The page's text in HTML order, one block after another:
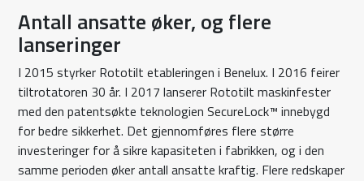
Antall ansatte øker, og flere
lanseringer
I 2015 styrker Rototilt etableringen i Benelux. I 2016 feirer
tiltrotatoren 30 år. I 2017 lanserer Rototilt maskinfester
med den patentsøkte teknologien SecureLock™ innebygd
for bedre sikkerhet. Det gjennomføres flere større
investeringer for å sikre kapasiteten i fabrikken, og i den
samme perioden øker antall ansatte kraftig. Flere redskaper